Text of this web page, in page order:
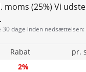
moms (25%) Vi
30 dage inden nedsættelsen:
Rabat
pr.
2%